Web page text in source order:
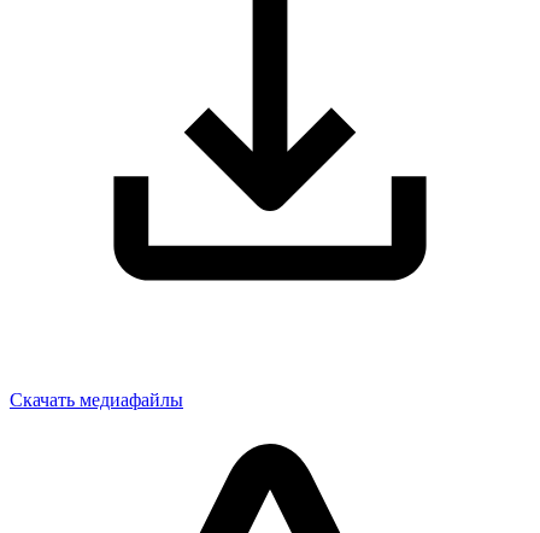
Скачать медиафайлы